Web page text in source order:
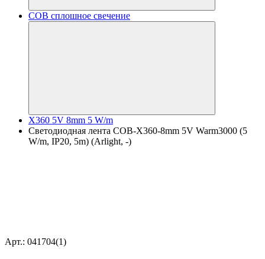
COB сплошное свечение
X360 5V 8mm 5 W/m
Светодиодная лента COB-X360-8mm 5V Warm3000 (5
W/m, IP20, 5m) (Arlight, -)
Арт.: 041704(1)